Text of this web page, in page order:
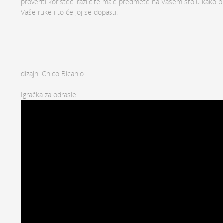
Vaše ruke i to će joj se dopasti.
dizajn: Chico Bicahlo
Igračka za odrasle.